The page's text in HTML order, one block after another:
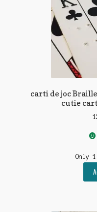
carti de joc
cutie
Only